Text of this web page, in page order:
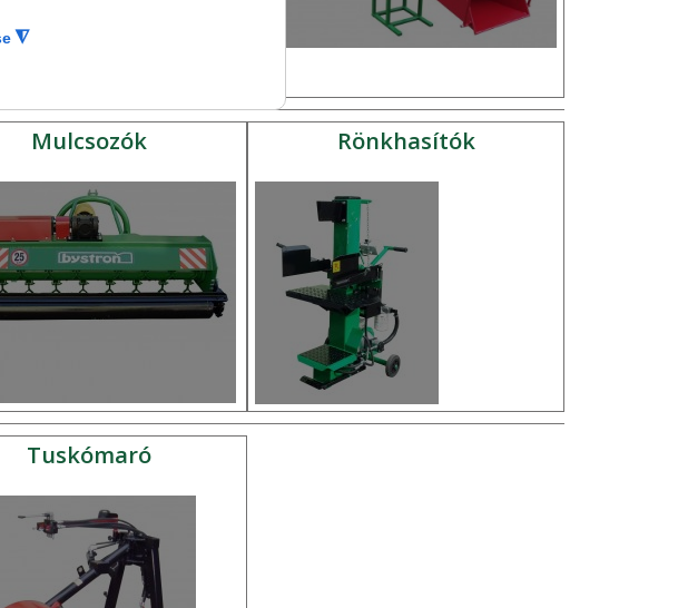
Mulcsozók Rönkhasítók
Tuskómaró